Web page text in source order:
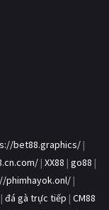
bet88.graphics/ |
| XX88 | go88 |
phimhayok.onl/ |
| đá gà trực tiếp | CM88